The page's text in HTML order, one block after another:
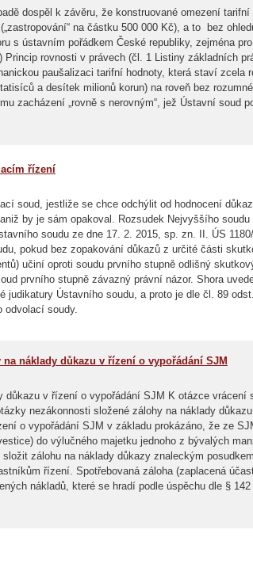
dospěl k závěru, že konstruované omezení tarifní
na částku 500 000 Kč), a to bez
s ústavním pořádkem České republiky, zejména
rovnosti v právech (čl. 1 Listiny základních
paušalizaci tarifní hodnoty, která staví zcela
a desítek milionů korun) na roveň bez
zacházení „rovně s nerovným“, jež Ústavní soud
řízení
soud, jestliže se chce odchýlit od hodnocení
by je sám opakoval. Rozsudek Nejvyššího soudu
soudu ze dne 17. 2. 2015, sp. zn. II. ÚS
pokud bez zopakování důkazů z určité části
učiní oproti soudu prvního stupně odlišný
prvního stupně závazný právní názor. Shora
judikatury Ústavního soudu, a proto je dle čl. 89
odvolací soudy.
náklady důkazu v řízení o vypořádání SJM
důkazu v řízení o vypořádání SJM K otázce vrácení
nezákonnosti složené zálohy na náklady
o vypořádání SJM v základu prokázáno, že ze
do výlučného majetku jednoho z bývalých
zálohu na náklady důkazy znaleckým
řízení. Spotřebovaná záloha (zaplacená
nákladů, které se hradí podle úspěchu dle §